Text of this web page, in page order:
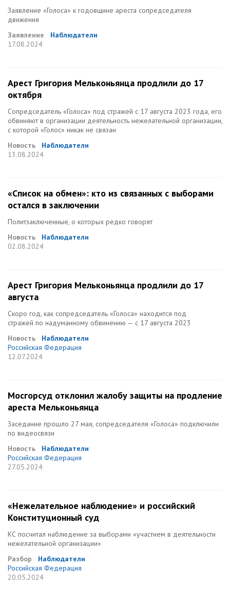
Заявление «Голоса» к годовщине ареста сопредседателя
движения
Заявление
Наблюдатели
17.08.2024
Арест Григория Мельконьянца продлили до 17
октября
Сопредседатель «Голоса» под стражей с 17 августа 2023 года, его
обвиняют в организации деятельность нежелательной организации,
с которой «Голос» никак не связан
Новость
Наблюдатели
13.08.2024
«Список на обмен»: кто из связанных с выборами
остался в заключении
Политзаключенные, о которых редко говорят
Новость
Наблюдатели
02.08.2024
Арест Григория Мельконьянца продлили до 17
августа
Скоро год, как сопредседатель «Голоса» находится под
стражей по надуманному обвинению — с 17 августа 2023
Новость
Наблюдатели
Российская Федерация
12.07.2024
Мосгорсуд отклонил жалобу защиты на продление
ареста Мельконьянца
Заседание прошло 27 мая, сопредседателя «Голоса» подключили
по видеосвязи
Новость
Наблюдатели
Российская Федерация
27.05.2024
«Нежелательное наблюдение» и российский
Конституционный суд
КС посчитал наблюдение за выборами «участием в деятельности
нежелательной организации»
Разбор
Наблюдатели
Российская Федерация
20.05.2024